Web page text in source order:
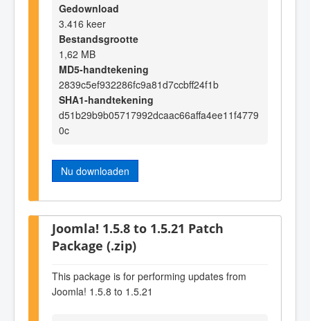
Gedownload
3.416 keer
Bestandsgrootte
1,62 MB
MD5-handtekening
2839c5ef932286fc9a81d7ccbff24f1b
SHA1-handtekening
d51b29b9b05717992dcaac66affa4ee11f4779
0c
Nu downloaden
Joomla! 1.5.8 to 1.5.21 Patch
Package (.zip)
This package is for performing updates from
Joomla! 1.5.8 to 1.5.21